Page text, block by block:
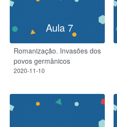
Aula 7
Romanização. Invasões dos
povos germânicos
2020-11-10